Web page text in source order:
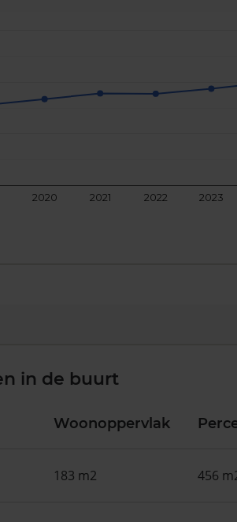
2020 2021 2022 2023
in de buurt
Woonoppervlak
183 m2 456